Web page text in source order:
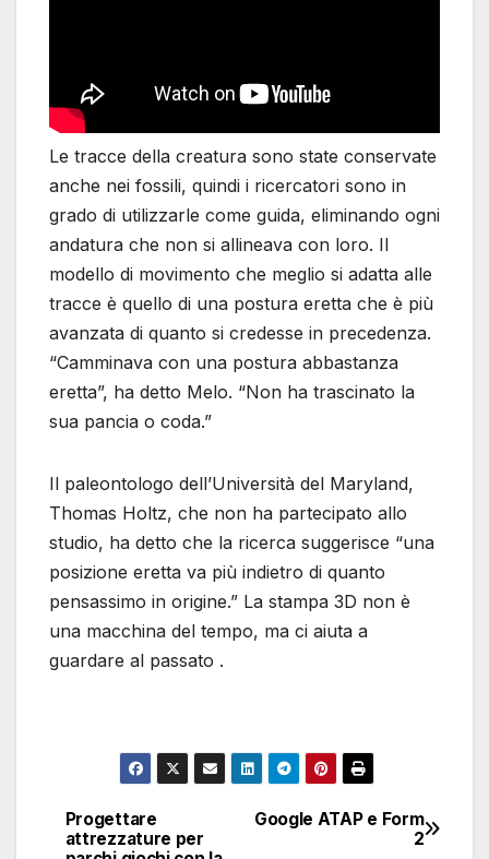
Le tracce della creatura sono state conservate
anche nei fossili, quindi i ricercatori sono in
grado di utilizzarle come guida, eliminando ogni
andatura che non si allineava con loro. Il
modello di movimento che meglio si adatta alle
tracce è quello di una postura eretta che è più
avanzata di quanto si credesse in precedenza.
“Camminava con una postura abbastanza
eretta”, ha detto Melo. “Non ha trascinato la
sua pancia o coda.”
Il paleontologo dell’Università del Maryland,
Thomas Holtz, che non ha partecipato allo
studio, ha detto che la ricerca suggerisce “una
posizione eretta va più indietro di quanto
pensassimo in origine.” La stampa 3D non è
una macchina del tempo, ma ci aiuta a
guardare al passato .
Navigazione
Google ATAP e Form
2
Progettare
attrezzature per